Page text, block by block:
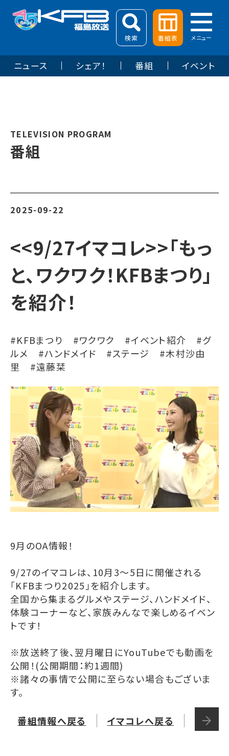
検索 番組表 メニュー
ニュース シェア！ 番組 イベント
TELEVISION PROGRAM
番組
2025-09-22
<<9/27イマコレ>>「もっ
と、ワクワク！KFBまつり」
を紹介！
#KFBまつり #ワクワク #イベント紹介 #グ
ルメ #ハンドメイド #ステージ #木村沙由
里 #遠藤栞
9月のOA情報！
9/27のイマコレは、10月3～5日に開催される
「KFBまつり2025」を紹介します。
全国から集まるグルメやステージ、ハンドメイド、
体験コーナーなど、家族みんなで楽しめるイベン
トです！
※放送終了後、翌月曜日にYouTubeでも動画を
公開！(公開期間：約1週間)
※諸々の事情で公開に至らない場合もございま
す。
イマコレへ戻る
番組情報へ戻る